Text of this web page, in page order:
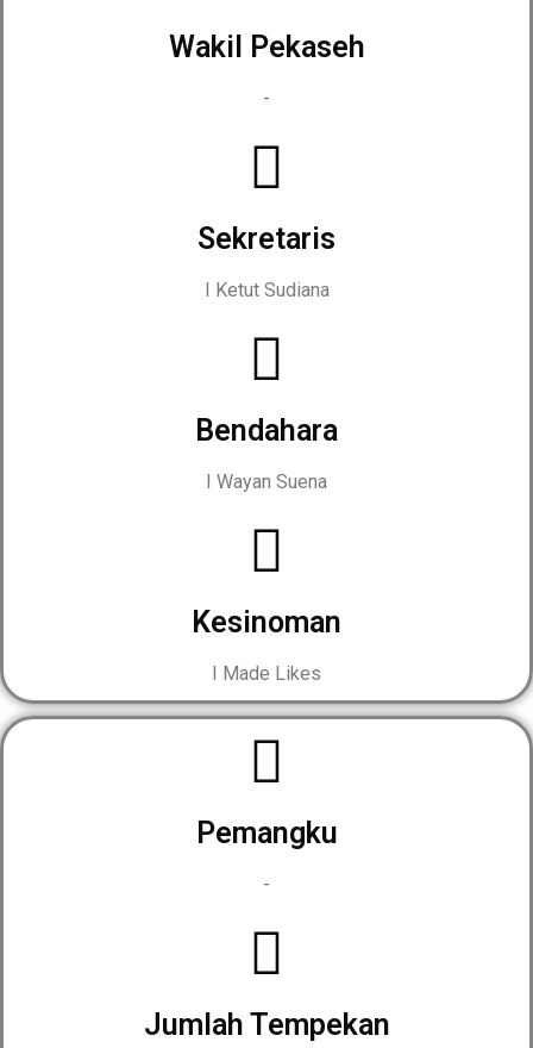
Wakil Pekaseh
-
Sekretaris
I Ketut Sudiana
Bendahara
I Wayan Suena
Kesinoman
I Made Likes
Pemangku
-
Jumlah Tempekan